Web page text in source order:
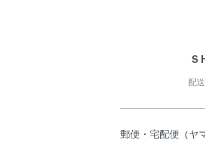
配
郵便・宅配便（ヤ